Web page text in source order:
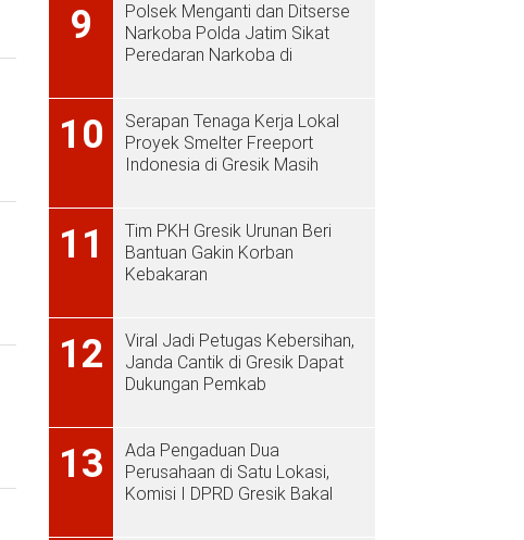
9
Polsek Menganti dan Ditserse
Narkoba Polda Jatim Sikat
Peredaran Narkoba di
10
Serapan Tenaga Kerja Lokal
Proyek Smelter Freeport
Indonesia di Gresik Masih
11
Tim PKH Gresik Urunan Beri
Bantuan Gakin Korban
Kebakaran
12
Viral Jadi Petugas Kebersihan,
Janda Cantik di Gresik Dapat
Dukungan Pemkab
13
Ada Pengaduan Dua
Perusahaan di Satu Lokasi,
Komisi I DPRD Gresik Bakal